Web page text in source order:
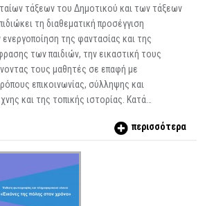
τάξεων του Δημοτικού και των τάξεων
τη διαθεματική προσέγγιση
της φαντασίας και της
των παιδιών, την εικαστική τους
τους μαθητές σε επαφή με
επικοινωνίας, σύλληψης και
και της τοπικής ιστορίας. Κατά…
περισσότερα